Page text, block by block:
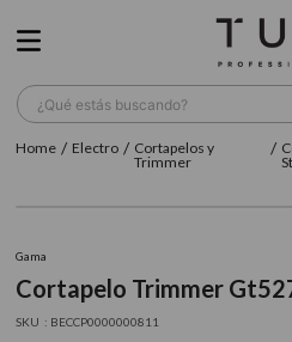
¿Qué estás buscando?
Electro
Cortapelos y
Trimmer
Gama
Cortapelo Trimmer
: BECCP0000000811
TÉRMINOS MÁS BUSCADOS
3. farmavita